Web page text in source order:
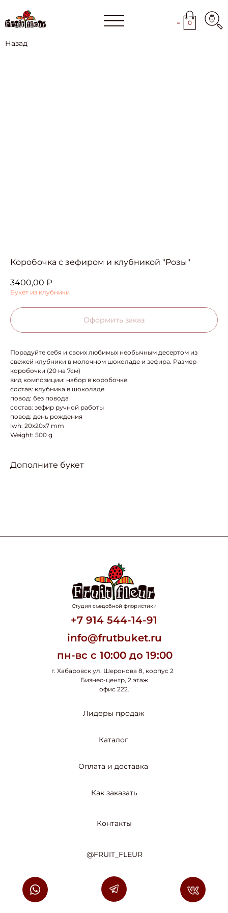
Назад
0
=
Коробочка с зефиром и клубникой "Розы"
3400,00 ₽
Букет из клубники
Оформить заказ
Порадуйте себя и своих любимых необычным десертом из
свежей клубники в молочном шоколаде и зефира. Размер
коробочки (20 на 7см)
вид композиции: набор в коробочке
состав: клубника в шоколаде
повод: без повода
состав: зефир ручной работы
повод: день рождения
lwh: 20x20x7 mm
Weight: 500 g
Дополните букет
Студия съедобной флористики
+7 914 544-14-91
info@frutbuket.ru
пн-вс с 10:00 до 19:00
г. Хабаровск ул. Шеронова 8, корпус 2
Бизнес-центр, 2 этаж
офис 222.
Лидеры продаж
Каталог
Оплата и доставка
Как заказать
@FRUIT_FLEUR
Контакты